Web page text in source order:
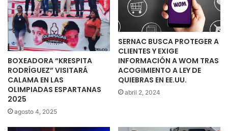
BOXEADORA “KRESPITA
RODRÍGUEZ” VISITARÁ
CALAMA EN LAS
OLIMPIADAS ESPARTANAS
2025
agosto 4, 2025
SERNAC BUSCA PROTEGER A
CLIENTES Y EXIGE
INFORMACIÓN A WOM TRAS
ACOGIMIENTO A LEY DE
QUIEBRAS EN EE.UU.
abril 2, 2024